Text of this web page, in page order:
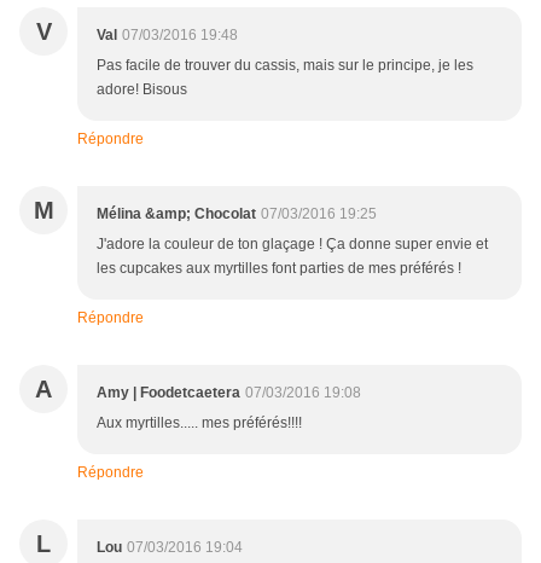
V Val 07/03/2016 19:48
Pas facile de trouver du cassis, mais sur le principe, je les
adore! Bisous
Répondre
M Mélina &amp; Chocolat 07/03/2016 19:25
J'adore la couleur de ton glaçage ! Ça donne super envie et
les cupcakes aux myrtilles font parties de mes préférés !
Répondre
A Amy | Foodetcaetera 07/03/2016 19:08
Aux myrtilles..... mes préférés!!!!
Répondre
L Lou 07/03/2016 19:04